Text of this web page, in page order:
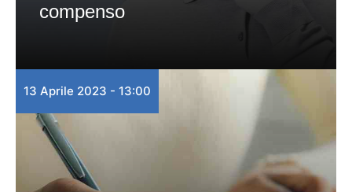
compenso
13 Aprile 2023 - 13:00